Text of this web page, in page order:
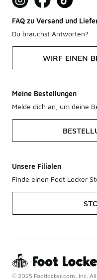
FAQ zu Versand und
Du brauchst Antworten?
WIRF EINEN
Meine Bestellungen
Melde dich an, um deine
Unsere Filialen
Finde einen Foot Locker
© 2025 Footlocker.com, Inc.